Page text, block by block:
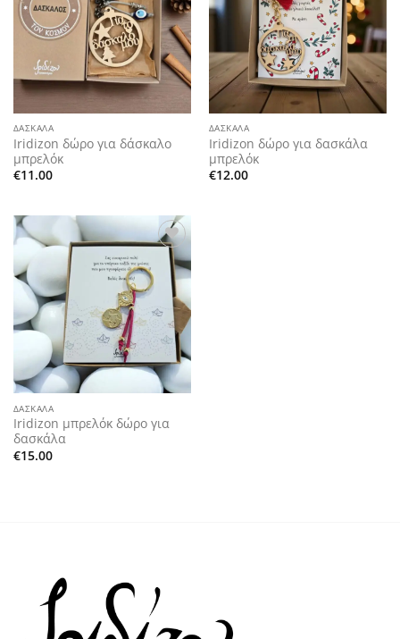
ΔΑΣΚΑΛΑ
Iridizon δώρο για δάσκαλο
μπρελόκ
€11.00
ΔΑΣΚΑΛΑ
Iridizon δώρο για δασκάλα
μπρελόκ
€12.00
Add to
wishlist
ΔΑΣΚΑΛΑ
Iridizon μπρελόκ δώρο για
δασκάλα
€15.00